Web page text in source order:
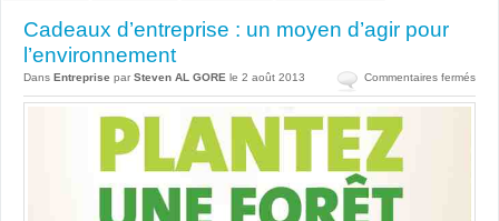
Cadeaux d’entreprise : un moyen d’agir pour
l’environnement
Dans Entreprise par Steven AL GORE le 2 août 2013 Commentaires ferméssur